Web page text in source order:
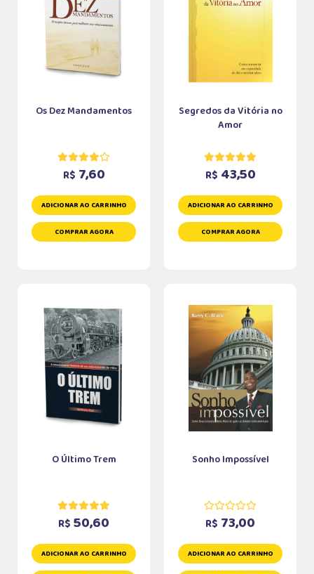
Os Dez Mandamentos
R$ 7,60
ADICIONAR AO CARRINHO
COMPRAR AGORA
Segredos da Vitória no
Amor
R$ 43,50
ADICIONAR AO CARRINHO
COMPRAR AGORA
O Último Trem
R$ 50,60
ADICIONAR AO CARRINHO
Sonho Impossível
R$ 73,00
ADICIONAR AO CARRINHO